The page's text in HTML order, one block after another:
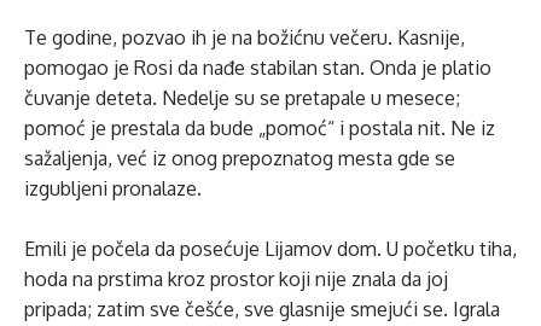
Te godine, pozvao ih je na božićnu večeru. Kasnije,
pomogao je Rosi da nađe stabilan stan. Onda je platio
čuvanje deteta. Nedelje su se pretapale u mesece;
pomoć je prestala da bude „pomoć“ i postala nit. Ne iz
sažaljenja, već iz onog prepoznatog mesta gde se
izgubljeni pronalaze.
Emili je počela da posećuje Liјamov dom. U početku tiha,
hoda na prstima kroz prostor koji nije znala da joj
pripada; zatim sve češće, sve glasnije smejući se. Igrala